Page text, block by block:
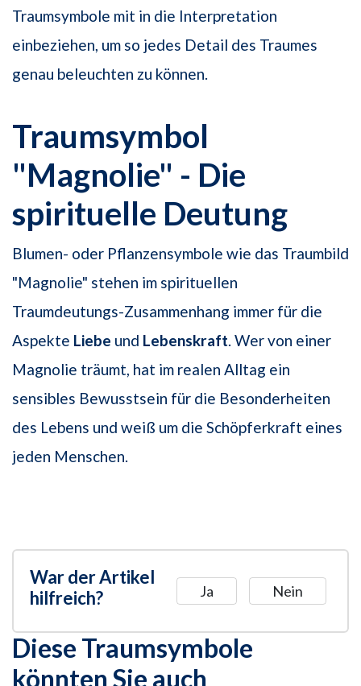
Traumsymbole mit in die Interpretation
einbeziehen, um so jedes Detail des Traumes
genau beleuchten zu können.
Traumsymbol
"Magnolie" - Die
spirituelle Deutung
Blumen- oder Pflanzensymbole wie das Traumbild
"Magnolie" stehen im spirituellen
Traumdeutungs-Zusammenhang immer für die
Aspekte Liebe und Lebenskraft. Wer von einer
Magnolie träumt, hat im realen Alltag ein
sensibles Bewusstsein für die Besonderheiten
des Lebens und weiß um die Schöpferkraft eines
jeden Menschen.
War der Artikel
hilfreich?
Ja Nein
Diese Traumsymbole
könnten Sie auch